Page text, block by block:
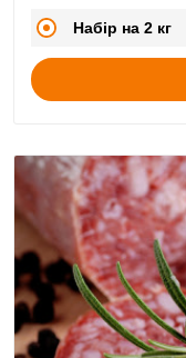
Набір на 2 кг